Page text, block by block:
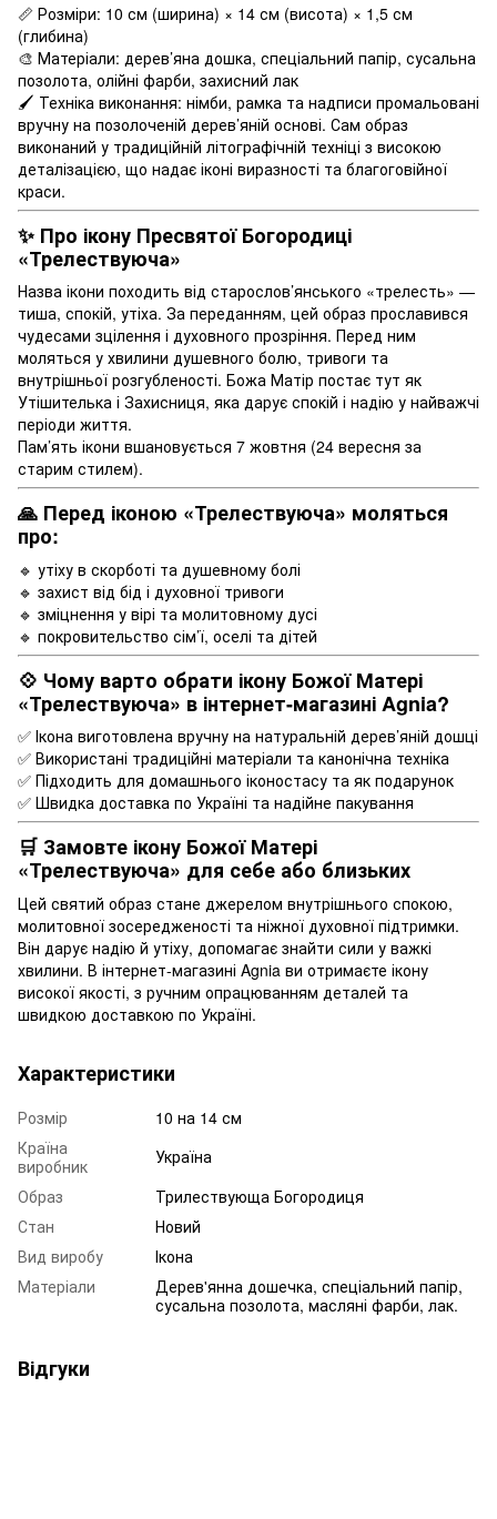
📏 Розміри: 10 см (ширина) × 14 см (висота) × 1,5 см
(глибина)
🎨 Матеріали: дерев’яна дошка, спеціальний папір, сусальна
позолота, олійні фарби, захисний лак
🖌 Техніка виконання: німби, рамка та надписи промальовані
вручну на позолоченій дерев’яній основі. Сам образ
виконаний у традиційній літографічній техніці з високою
деталізацією, що надає іконі виразності та благоговійної
краси.
✨ Про ікону Пресвятої Богородиці
«Трелествуюча»
Назва ікони походить від старослов’янського «трелесть» —
тиша, спокій, утіха. За переданням, цей образ прославився
чудесами зцілення і духовного прозріння. Перед ним
моляться у хвилини душевного болю, тривоги та
внутрішньої розгубленості. Божа Матір постає тут як
Утішителька і Захисниця, яка дарує спокій і надію у найважчі
періоди життя.
Пам’ять ікони вшановується 7 жовтня (24 вересня за
старим стилем).
🙏 Перед іконою «Трелествуюча» моляться
про:
🔹 утіху в скорботі та душевному болі
🔹 захист від бід і духовної тривоги
🔹 зміцнення у вірі та молитовному дусі
🔹 покровительство сім’ї, оселі та дітей
💠 Чому варто обрати ікону Божої Матері
«Трелествуюча» в інтернет-магазині Agnia?
✅ Ікона виготовлена вручну на натуральній дерев’яній дошці
✅ Використані традиційні матеріали та канонічна техніка
✅ Підходить для домашнього іконостасу та як подарунок
✅ Швидка доставка по Україні та надійне пакування
🛒 Замовте ікону Божої Матері
«Трелествуюча» для себе або близьких
Цей святий образ стане джерелом внутрішнього спокою,
молитовної зосередженості та ніжної духовної підтримки.
Він дарує надію й утіху, допомагає знайти сили у важкі
хвилини. В інтернет-магазині Agnia ви отримаєте ікону
високої якості, з ручним опрацюванням деталей та
швидкою доставкою по Україні.
Характеристики
Розмір
10 на 14 см
Країна
виробник
Україна
Образ
Трилествующа Богородиця
Стан
Новий
Вид виробу
Ікона
Матеріали
Дерев'янна дошечка, спеціальний папір,
сусальна позолота, масляні фарби, лак.
Відгуки